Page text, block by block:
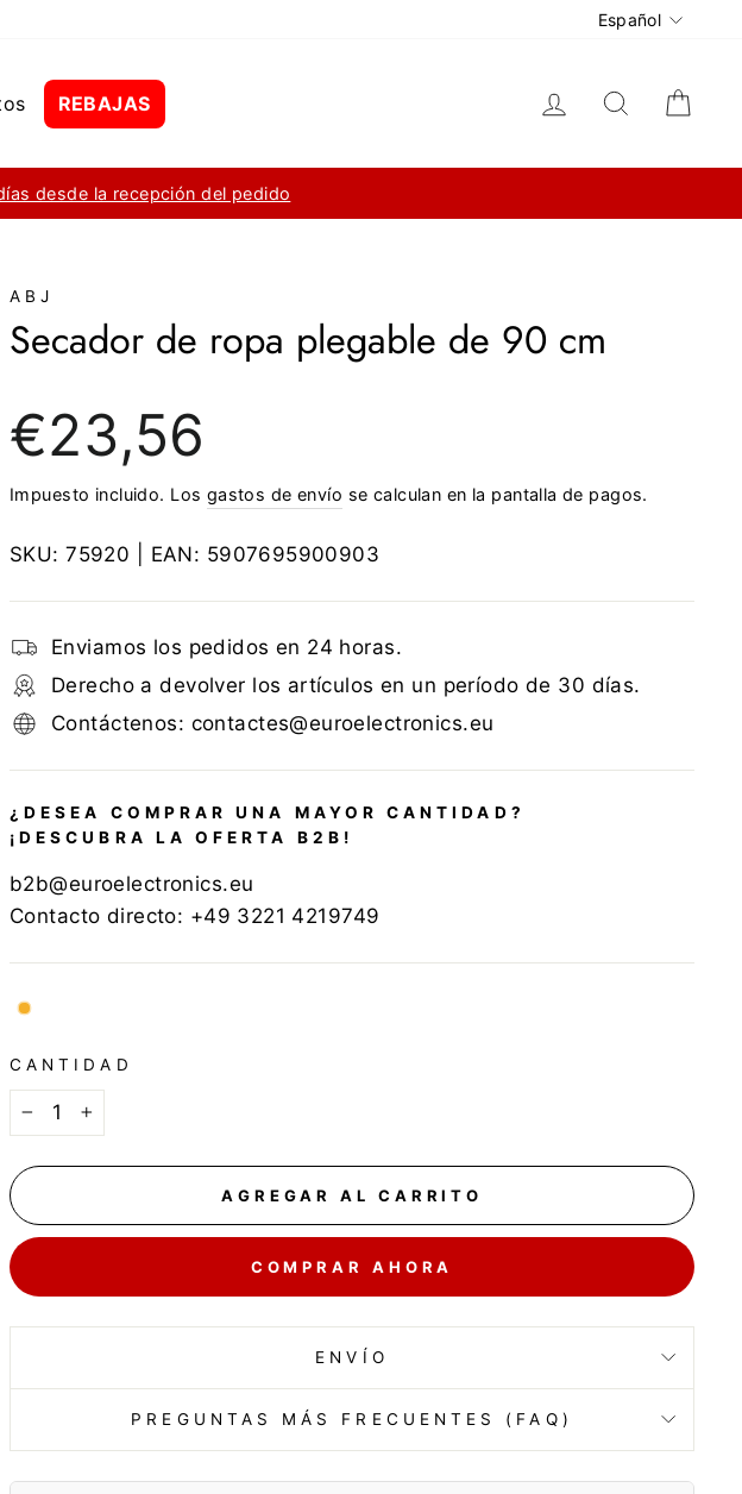
Idioma
Español
REBAJAS Ingresar Buscar
desde la recepción del pedido
ABJ
Secador de ropa plegable de 90 cm
regular
€23,56
Impuesto incluido. Los gastos de envío se calculan en la pantalla de pagos.
SKU:75920 | EAN: 5907695900903
Enviamos los pedidos en 24 horas.
Derecho a devolver los artículos en un período de 30 días.
Contáctenos: contactes@euroelectronics.eu
¿DESEA COMPRAR UNA MAYOR CANTIDAD?
¡DESCUBRA LA OFERTA B2B!
b2b@euroelectronics.eu
Contacto directo: +49 3221 4219749
CANTIDAD
AGREGAR AL CARRITO
COMPRAR AHORA
ENVÍO
PREGUNTAS MÁS FRECUENTES (FAQ)